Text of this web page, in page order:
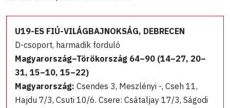
U19-ES FIÚ-VILÁGBAJNOKSÁG, DEBRECEN
D-csoport, harmadik forduló
Magyarország–Törökország 64–90 (14–27, 20–
31, 15–10, 15–22)
Magyarország: Csendes 3, Meszlényi -, Cseh 11,
Hajdu 7/3, Csuti 10/6. Csere: Csátaljay 17/3, Ságodi